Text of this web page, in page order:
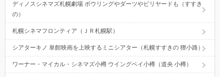
ディノスシネマズ札幌劇場 ボウリングやダーツやビリヤードも（すすき
の）
札幌シネマフロンティア（ＪＲ札幌駅）
シアターキノ 単館映画を上映するミニシアター（札幌すすきの 狸小路）
ワーナー・マイカル・シネマズ小樽 ウイングベイ小樽（道央 小樽）